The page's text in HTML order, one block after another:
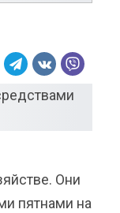
Они
пятнами на